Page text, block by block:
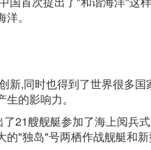
。
,同时也得到了世界很多
的影响力。
21艘舰艇参加了海上阅兵
"独岛"号两栖作战舰艇和新